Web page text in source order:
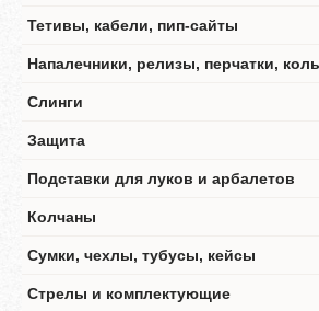
Тетивы, кабели, пип-сайты
Напалечники, релизы, перчатки,
Слинги
Защита
Подставки для луков и арбалетов
Колчаны
Сумки, чехлы, тубусы, кейсы
Стрелы и комплектующие